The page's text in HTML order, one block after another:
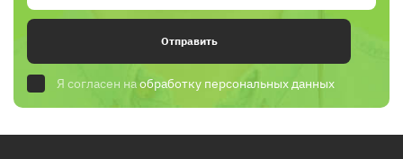
Отправить
Я согласен наобработку персональных данных